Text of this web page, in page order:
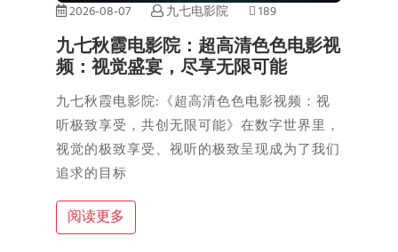
2026-08-07 九七电影院 189
九七秋霞电影院：超高清色色电影视
频：视觉盛宴，尽享无限可能
九七秋霞电影院:《超高清色色电影视频：视
听极致享受，共创无限可能》在数字世界里，
视觉的极致享受、视听的极致呈现成为了我们
追求的目标
阅读更多